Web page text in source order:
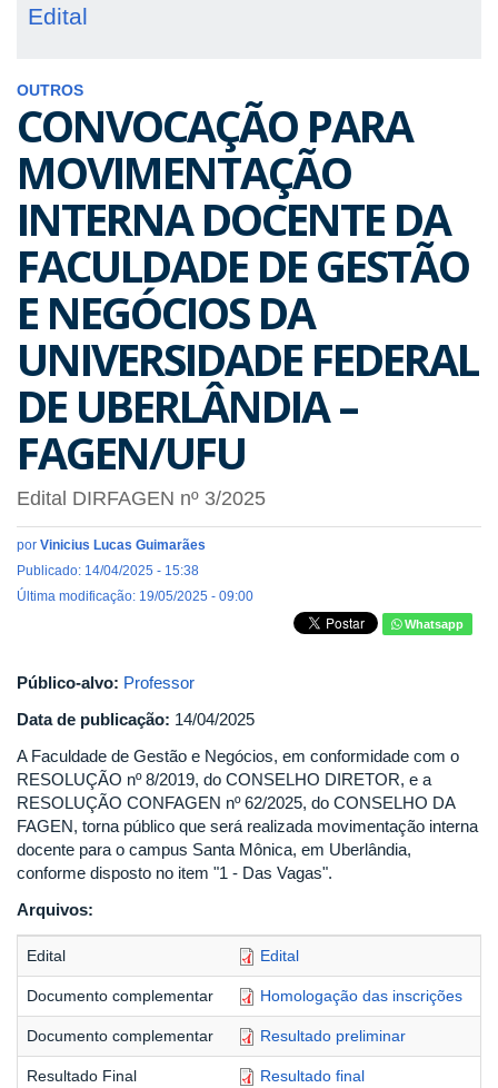
Edital
OUTROS
CONVOCAÇÃO PARA
MOVIMENTAÇÃO
INTERNA DOCENTE DA
FACULDADE DE GESTÃO
E NEGÓCIOS DA
UNIVERSIDADE FEDERAL
DE UBERLÂNDIA –
FAGEN/UFU
Edital DIRFAGEN nº 3/2025
por Vinicius Lucas Guimarães
Publicado: 14/04/2025 - 15:38
Última modificação: 19/05/2025 - 09:00
Whatsapp
Público-alvo: Professor
Data de publicação: 14/04/2025
A Faculdade de Gestão e Negócios, em conformidade com o
RESOLUÇÃO nº 8/2019, do CONSELHO DIRETOR, e a
RESOLUÇÃO CONFAGEN nº 62/2025, do CONSELHO DA
FAGEN, torna público que será realizada movimentação interna
docente para o campus Santa Mônica, em Uberlândia,
conforme disposto no item "1 - Das Vagas".
Arquivos:
Edital Edital
Documento complementar Homologação das inscrições
Documento complementar Resultado preliminar
Resultado Final Resultado final